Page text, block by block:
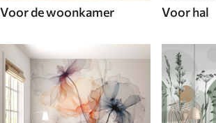
Voor de woonkamer Voor hal